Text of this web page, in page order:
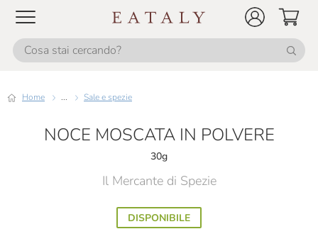
Home ... Sale e spezie
NOCE MOSCATA IN POLVERE
30g
Il Mercante di Spezie
DISPONIBILE